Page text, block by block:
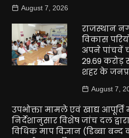
August 7, 2026
राजस्थान
विकास
अपने पांचवें
29.69 करोड़
शहर के
August 7,
उपभोक्ता मामले एवं खाद्य आपूर्ति
निर्देशानुसार विशेष जांच दल
विधिक माप विज्ञान (डिब्बा